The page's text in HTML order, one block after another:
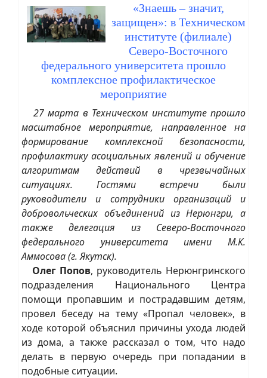
«Знаешь – значит,
защищен»: в Техническом
институте (филиале)
Северо-Восточного
федерального университета прошло
комплексное профилактическое
мероприятие
27 марта в Техническом институте прошло
масштабное мероприятие, направленное на
формирование комплексной безопасности,
профилактику асоциальных явлений и обучение
алгоритмам действий в чрезвычайных
ситуациях. Гостями встречи были
руководители и сотрудники организаций и
добровольческих объединений из Нерюнгри, а
также делегация из Северо-Восточного
федерального университета имени М.К.
Аммосова (г. Якутск).
Олег Попов, руководитель Нерюнгринского
подразделения Национального Центра
помощи пропавшим и пострадавшим детям,
провел беседу на тему «Пропал человек», в
ходе которой объяснил причины ухода людей
из дома, а также рассказал о том, что надо
делать в первую очередь при попадании в
подобные ситуации.